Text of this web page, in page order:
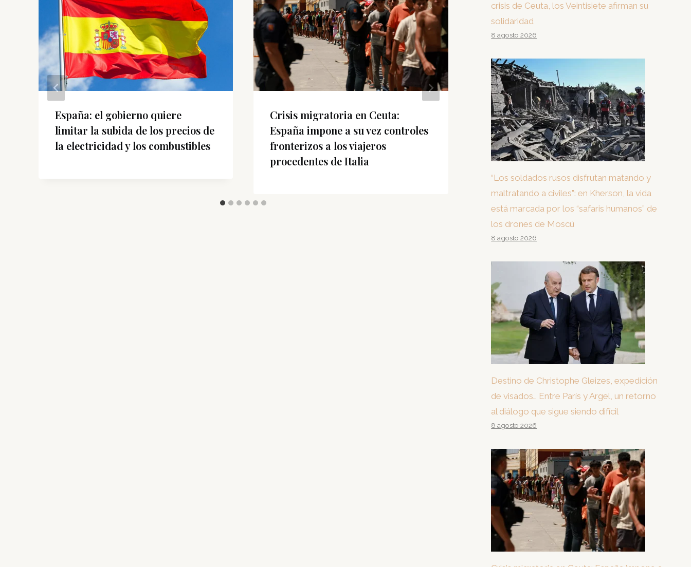
España: el gobierno quiere
limitar la subida de los precios de
la electricidad y los combustibles
Crisis migratoria en Ceuta:
España impone a su vez controles
fronterizos a los viajeros
procedentes de Italia
Detenido tras intentar quemar
una casa en Palma con su mujer y
su hijo dentro
crisis de Ceuta, los Veintisiete afirman su
solidaridad
8 agosto 2026
“Los soldados rusos disfrutan matando y
maltratando a civiles”: en Kherson, la vida
está marcada por los “safaris humanos” de
los drones de Moscú
8 agosto 2026
Destino de Christophe Gleizes, expedición
de visados… Entre París y Argel, un retorno
al diálogo que sigue siendo difícil
8 agosto 2026